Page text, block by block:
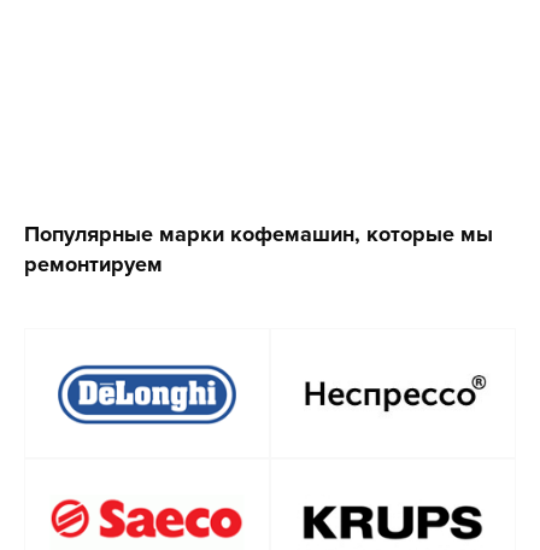
Популярные марки кофемашин, которые мы
ремонтируем